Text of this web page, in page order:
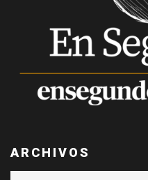
ARCHIVOS